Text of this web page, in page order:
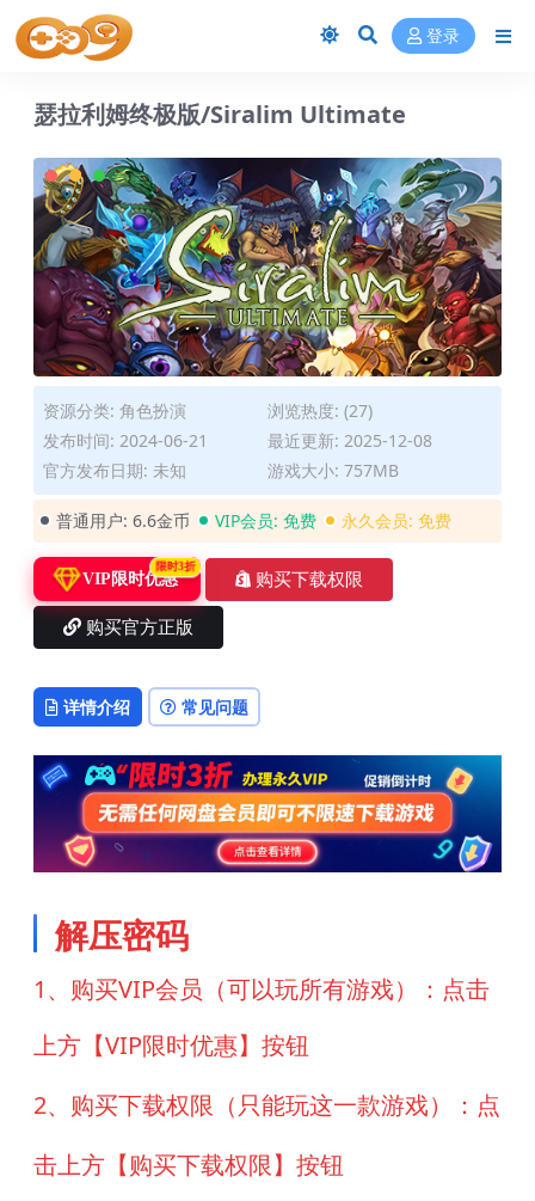
登录
瑟拉利姆终极版/Siralim Ultimate
资源分类: 角色扮演
浏览热度: (27)
发布时间: 2024-06-21
最近更新: 2025-12-08
官方发布日期: 未知
游戏大小: 757MB
普通用户: 6.6金币 VIP会员: 免费 永久会员: 免费
VIP限时优惠
限时3折
购买下载权限
购买官方正版
详情介绍 常见问题
解压密码
1、购买VIP会员（可以玩所有游戏）：点击
上方【VIP限时优惠】按钮
2、购买下载权限（只能玩这一款游戏）：点
击上方【购买下载权限】按钮